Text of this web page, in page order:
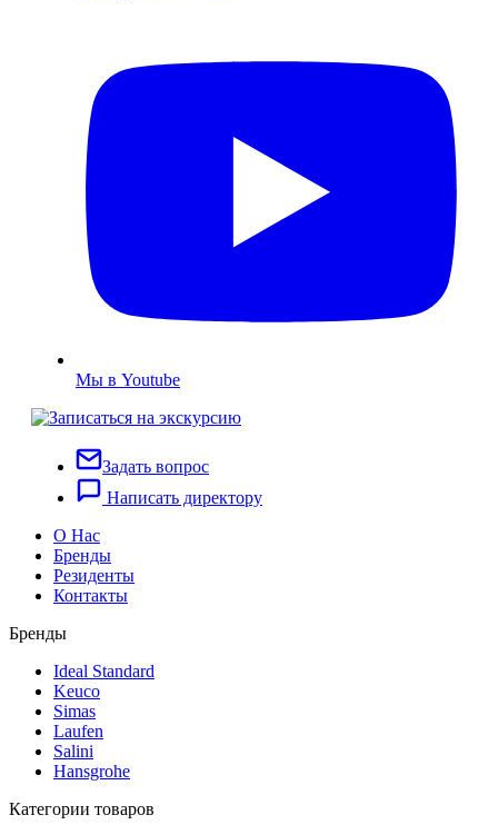
Мы в Youtube
Задать вопрос
Написать директору
О Нас
Бренды
Резиденты
Контакты
Бренды
Ideal Standard
Keuco
Simas
Laufen
Salini
Hansgrohe
Категории товаров